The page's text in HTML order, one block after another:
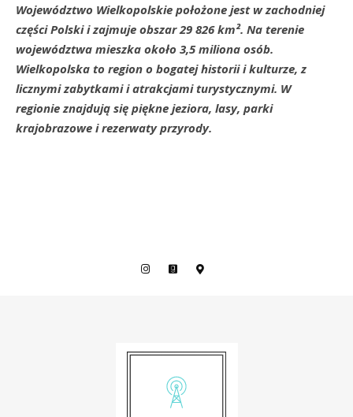
Województwo Wielkopolskie położone jest w zachodniej
części Polski i zajmuje obszar 29 826 km². Na terenie
województwa mieszka około 3,5 miliona osób.
Wielkopolska to region o bogatej historii i kulturze, z
licznymi zabytkami i atrakcjami turystycznymi. W
regionie znajdują się piękne jeziora, lasy, parki
krajobrazowe i rezerwaty przyrody.